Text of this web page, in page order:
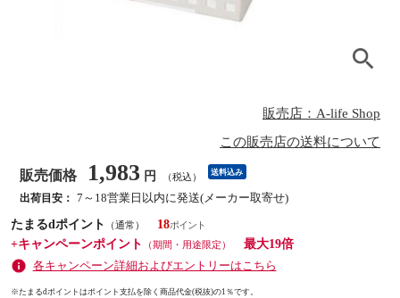
販売店：A-life Shop
この販売店の送料について
販売価格 1,983 円 （税込） 送料込み
出荷目安： 7～18営業日以内に発送(メーカー取寄せ)
たまるdポイント
（通常）
18
+キャンペーンポイント
（期間・用途限定）
最大19倍
各キャンペーン詳細およびエントリーはこちら
※たまるdポイントはポイント支払を除く商品代金(税抜)の1％です。